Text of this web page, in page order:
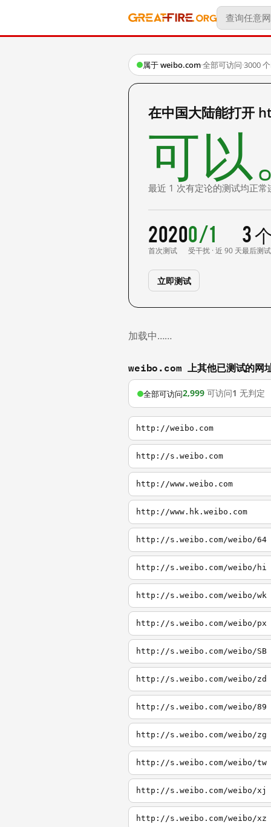
属于 weibo.com·全部可访问·3000
在中国大陆能打开
可以
最近 1 次有定论的测试均正常
2020
首次测试
0/1
受干扰 · 近 90 天
3
最后测试
立即测试
加载中……
weibo.com 上其他已测试的网
全部可访问2,999 可访问1 无判定
http://weibo.com
http://s.weibo.com
http://www.weibo.com
http://www.hk.weibo.com
http://s.weibo.com/weibo/64
http://s.weibo.com/weibo/hi
http://s.weibo.com/weibo/wk
http://s.weibo.com/weibo/px
http://s.weibo.com/weibo/SB
http://s.weibo.com/weibo/zd
http://s.weibo.com/weibo/89
http://s.weibo.com/weibo/zg
http://s.weibo.com/weibo/tw
http://s.weibo.com/weibo/xj
http://s.weibo.com/weibo/xz